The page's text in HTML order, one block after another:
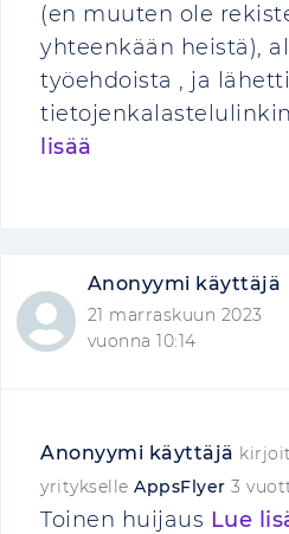
(en muuten ole
yhteenkään heistä),
työehdoista , ja lähetti
lisää
Anonyymi käyttäjä
21 marraskuun 2023
vuonna 10:14
Anonyymi käyttäjä
yritykselle AppsFlyer 3
Toinen huijaus Lue